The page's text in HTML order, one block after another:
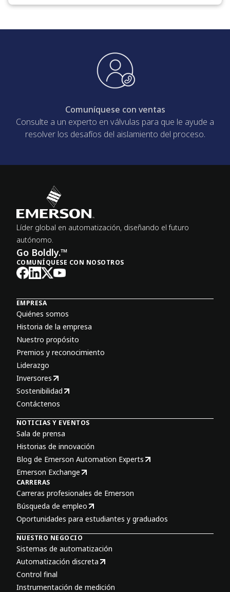
Comuníquese con ventas
Consulte a un experto en válvulas para que le ayude a
resolver los desafíos del aislamiento del proceso.
Líder global en automatización, diseñando el futuro
autónomo.
Go Boldly.™
COMUNÍQUESE CON NOSOTROS
EMPRESA
Quiénes somos
Historia de la empresa
Nuestro propósito
Premios y reconocimiento
Liderazgo
Inversores
Sostenibilidad
Contáctenos
NOTICIAS Y EVENTOS
Sala de prensa
Historias de innovación
Blog de Emerson Automation Experts
Emerson Exchange
CARRERAS
Carreras profesionales de Emerson
Búsqueda de empleo
Oportunidades para estudiantes y graduados
NUESTRO NEGOCIO
Sistemas de automatización
Automatización discreta
Control final
Instrumentación de medición